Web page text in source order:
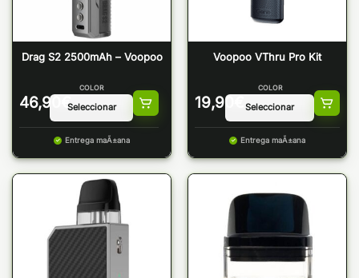
Drag S2 2500mAh – Voopoo
46,90 €
COLOR
Entrega maÃ±ana
Voopoo VThru Pro Kit
19,90
COLOR
Entrega maÃ±ana